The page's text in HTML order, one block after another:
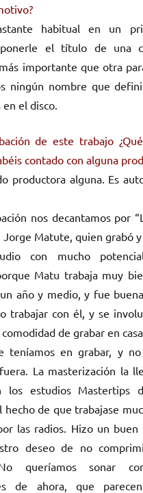
habitual en un
el título de una
importante que otra
ningún nombre que
el disco.
de este trabajo
contado con alguna
productora alguna. Es
nos decantamos por
Jorge Matute, quien grabó y
con mucho
Matu trabaja muy
año y medio, y fue
trabajar con él, y se
comodidad de grabar en
teníamos en grabar, y
La masterización la
los estudios Mastertips
hecho de que trabajase
las radios. Hizo un buen
deseo de no
queríamos sonar
de ahora, que